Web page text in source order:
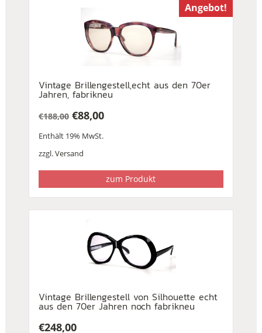
Angebot!
Vintage Brillengestell,echt aus den 70er
Jahren, fabrikneu
€188,00
Preis
war:
€88,00
Preis
ist:
Enthält 19% MwSt.
zzgl.Versand
zum Produkt
Vintage Brillengestell von Silhouette echt
aus den 70er Jahren noch fabrikneu
€248,00